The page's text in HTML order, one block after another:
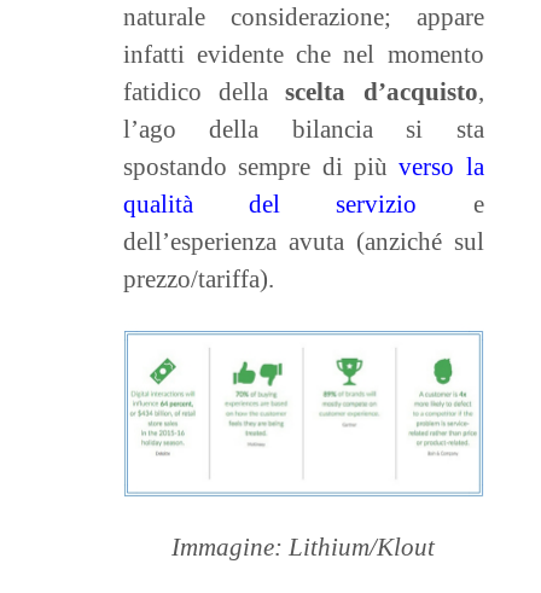
naturale considerazione; appare
infatti evidente che nel momento
fatidico dellascelta d’acquisto,
l’ago della bilancia si sta
spostando sempre di piùverso la
qualità del servizio e
dell’esperienza avuta (anziché sul
prezzo/tariffa).
Immagine: Lithium/Klout